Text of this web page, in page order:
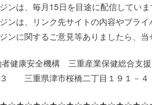
は、毎月15日を目途に配信していま
は、リンク先サイトの内容やプライ
に関するご意見等ありましたら、当
健康安全機構 三重産業保健総合支
三重県津市桜橋二丁目１９１－